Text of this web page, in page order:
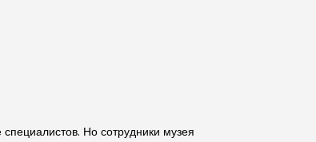
Но сотрудники музея